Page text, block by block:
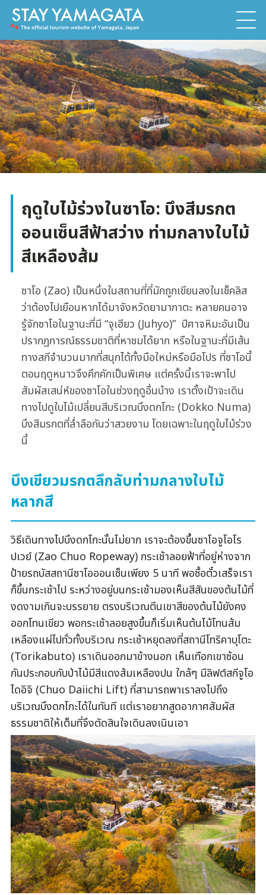
ฤดูใบไม้ร่วงในซาโอ: บึงสีมรกต
ออนเซ็นสีฟ้าสว่าง ท่ามกลางใบไม้
สีเหลืองส้ม
ซาโอ (Zao) เป็นหนึ่งในสถานที่ที่มักถูกเขียนลงในเช็คลิส
ว่าต้องไปเยือนหากได้มาจังหวัดยามากาตะ หลายคนอาจ
รู้จักซาโอในฐานะที่มี “จุเฮียว (Juhyo)” ปีศาจหิมะอันเป็น
ปรากฏการณ์ธรรมชาติที่หาชมได้ยาก หรือในฐานะที่มีเส้น
ทางสกีจำนวนมากที่สนุกได้ทั้งมือใหม่หรือมือโปร ที่ซาโอนี้
ตอนฤดูหนาวจึงคึกคักเป็นพิเศษ แต่ครั้งนี้เราจะพาไป
สัมผัสเสน่ห์ของซาโอในช่วงฤดูอื่นบ้าง เราตั้งเป้าจะเดิน
ทางไปดูใบไม้เปลี่ยนสีบริเวณบึงดกโกะ (Dokko Numa)
บึงสีมรกตที่ล่ำลือกันว่าสวยงาม โดยเฉพาะในฤดูใบไม้ร่วง
นี้
บึงเขียวมรกตลึกลับท่ามกลางใบไม้
หลากสี
วิธีเดินทางไปบึงดกโกะนั้นไม่ยาก เราจะต้องขึ้นซาโอจูโอโร
ปเวย์ (Zao Chuo Ropeway) กระเช้าลอยฟ้าที่อยู่ห่างจาก
ป้ายรถบัสสถานีซาโอออนเซ็นเพียง 5 นาที พอซื้อตั๋วเสร็จเรา
ก็ขึ้นกระเช้าไป ระหว่างอยู่บนกระเช้ามองเห็นสีสันของต้นไม้ที่
งดงามเกินจะบรรยาย ตรงบริเวณตีนเขาสีของต้นไม้ยังคง
ออกโทนเขียว พอกระเช้าลอยสูงขึ้นก็เริ่มเห็นต้นไม้โทนส้ม
เหลืองแผ่ไปทั่วทั้งบริเวณ กระเช้าหยุดลงที่สถานีโทริคาบุโตะ
(Torikabuto) เราเดินออกมาข้างนอก เห็นเทือกเขาซ้อน
กันประกอบกับป่าไม้มีสีแดงส้มเหลืองปน ใกล้ๆ มีลิฟต์สกีจูโอ
ไดอิจิ (Chuo Daiichi Lift) ที่สามารถพาเราลงไปถึง
บริเวณบึงดกโกะได้ในทันที แต่เราอยากสูดอากาศสัมผัส
ธรรมชาติให้เต็มที่จึงตัดสินใจเดินลงเนินเอา